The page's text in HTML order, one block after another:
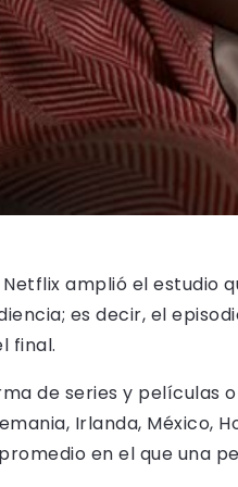
amplió el estudio
es decir, el
final.
de series y películas
Irlanda, México,
en el que una